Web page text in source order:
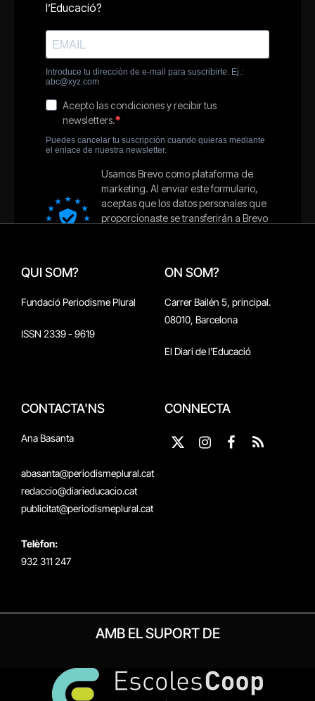
QUI SOM?
Fundació Periodisme Plural
ISSN 2339 - 9619
ON SOM?
Carrer Bailén 5, principal.
08010, Barcelona
El Diari de l'Educació
CONTACTA'NS
Ana Basanta
abasanta@periodismeplural.cat
redaccio@diarieducacio.cat
publicitat@periodismeplural.cat
Telèfon:
932 311 247
CONNECTA
X
Instagram
Facebook
RSS
AMB EL SUPORT DE